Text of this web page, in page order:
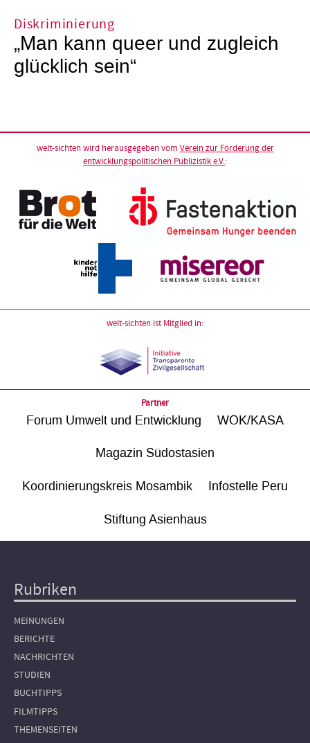
Diskriminierung
„Man kann queer und zugleich
glücklich sein“
welt-sichten wird herausgegeben vom Verein zur Förderung der
entwicklungspolitischen Publizistik e.V.:
welt-sichten ist Mitglied in:
Partner
Forum Umwelt und Entwicklung WÖK/KASA
Magazin Südostasien
Koordinierungskreis Mosambik Infostelle Peru
Stiftung Asienhaus
Hauptnavigation
Rubriken
MEINUNGEN
BERICHTE
NACHRICHTEN
STUDIEN
BUCHTIPPS
FILMTIPPS
THEMENSEITEN